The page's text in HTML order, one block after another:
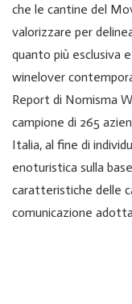
che le cantine del
valorizzare per
quanto più esclusiva
winelover
Report di Nomisma
campione di 265
Italia, al fine di
enoturistica sulla
caratteristiche delle
comunicazione